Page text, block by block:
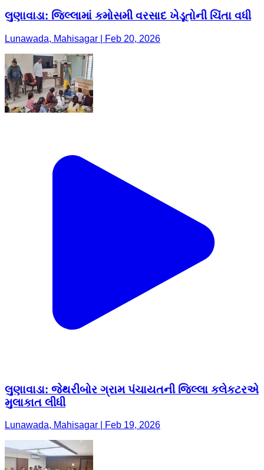
લુણાવાડા: જિલ્લામાં કમોસમી વરસાદ ખેડૂતોની ચિંતા વધી
Lunawada, Mahisagar | Feb 20, 2026
લુણાવાડા: જેથરીબોર ગ્રામ પંચાયતની જિલ્લા કલેકટરએ
મુલાકાત લીધી
Lunawada, Mahisagar | Feb 19, 2026